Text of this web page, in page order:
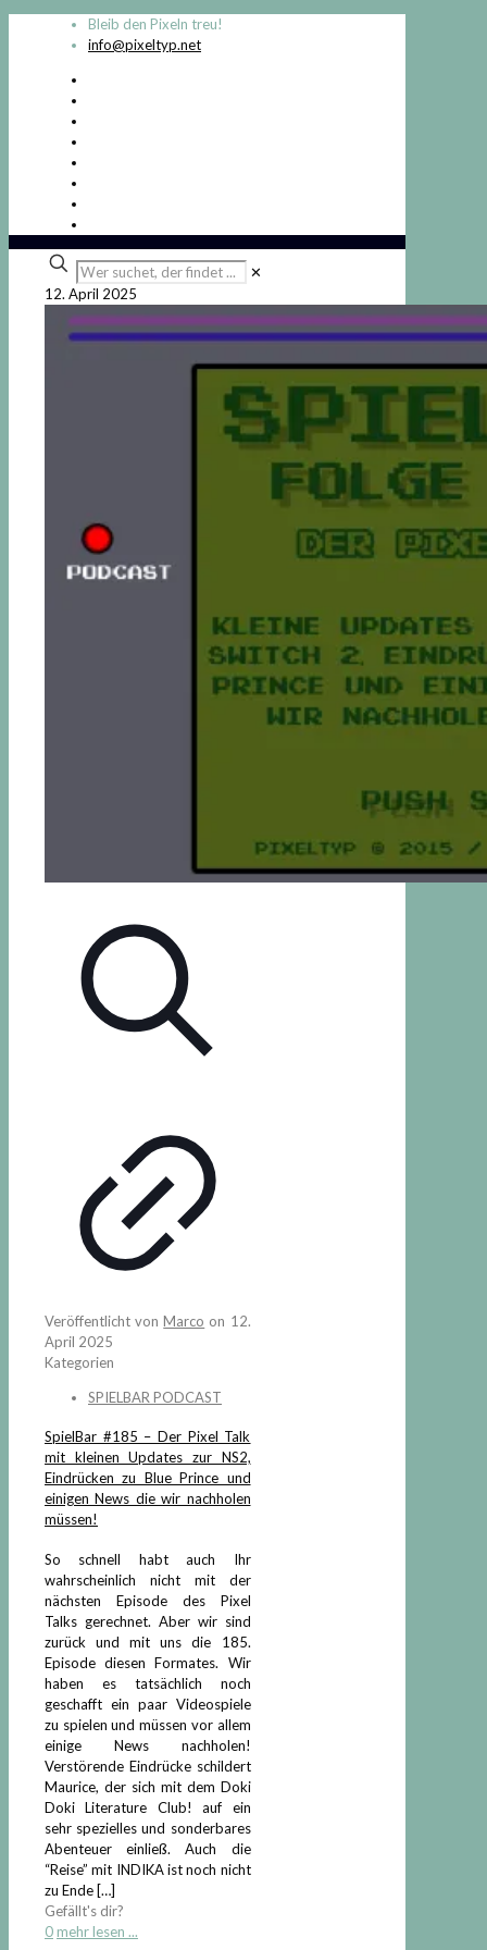
Bleib den Pixeln treu!
info@pixeltyp.net
Wer
suchet,
der
findet
...
✕
12. April 2025
Veröffentlicht vonMarco on 12.
April 2025
Kategorien
SPIELBAR PODCAST
SpielBar #185 – Der Pixel Talk
mit kleinen Updates zur NS2,
Eindrücken zu Blue Prince und
einigen News die wir nachholen
müssen!
So schnell habt auch Ihr
wahrscheinlich nicht mit der
nächsten Episode des Pixel
Talks gerechnet. Aber wir sind
zurück und mit uns die 185.
Episode diesen Formates. Wir
haben es tatsächlich noch
geschafft ein paar Videospiele
zu spielen und müssen vor allem
einige News nachholen!
Verstörende Eindrücke schildert
Maurice, der sich mit dem Doki
Doki Literature Club! auf ein
sehr spezielles und sonderbares
Abenteuer einließ. Auch die
“Reise” mit INDIKA ist noch nicht
zu Ende[…]
Gefällt's dir?
0 mehr lesen ...